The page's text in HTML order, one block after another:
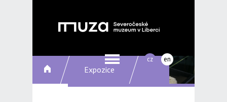
cz en
Expozice